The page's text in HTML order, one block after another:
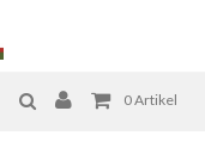
0Artikel